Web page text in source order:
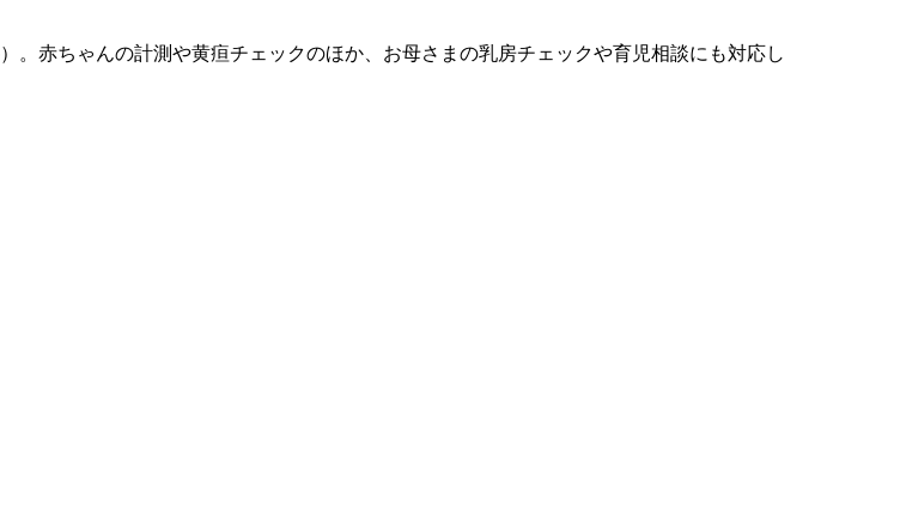
。赤ちゃんの計測や黄疸チェックのほか、お母さまの乳房チェックや育児相談にも対応し